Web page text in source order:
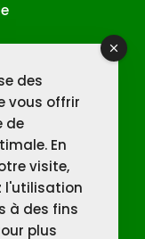
des
vous offrir
de
En
visite,
l'utilisation
à des fins
plus